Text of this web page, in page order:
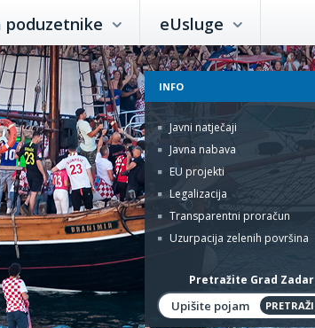
poduzetnike eUsluge
INFO
Javni natječaji
Javna nabava
EU projekti
Legalizacija
Transparentni proračun
Uzurpacija zelenih površina
Pretražite Grad Zadar